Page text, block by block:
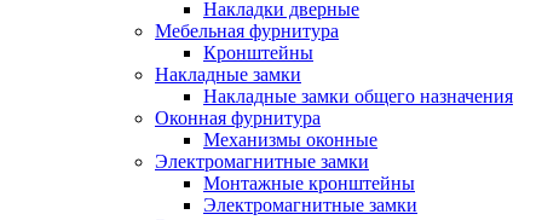
Накладки дверные
Мебельная фурнитура
Кронштейны
Накладные замки
Накладные замки общего назначения
Оконная фурнитура
Механизмы оконные
Электромагнитные замки
Монтажные кронштейны
Электромагнитные замки